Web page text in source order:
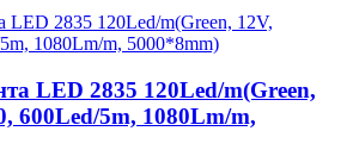
LED 2835 120Led/m(Green,
600Led/5m, 1080Lm/m,